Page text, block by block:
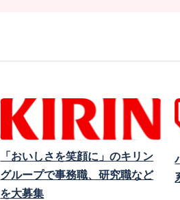
「おいしさを笑顔に」のキリン
グループで事務職、研究職など
を大募集